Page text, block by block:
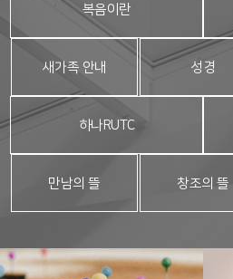
복음이란
새가족 안내 성경
하나RUTC
만남의 뜰 창조의 뜰